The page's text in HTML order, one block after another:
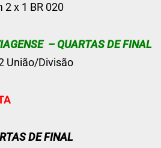
2 x 1 BR 020
– QUARTAS DE FINAL
União/Divisão
DE FINAL